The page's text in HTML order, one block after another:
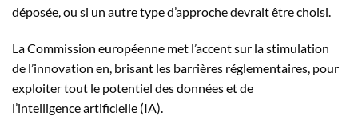
déposée, ou si un autre type d’approche devrait être choisi.
La Commission européenne met l’accent sur la stimulation
de l’innovation en, brisant les barrières réglementaires, pour
exploiter tout le potentiel des données et de
l’intelligence artificielle (IA).